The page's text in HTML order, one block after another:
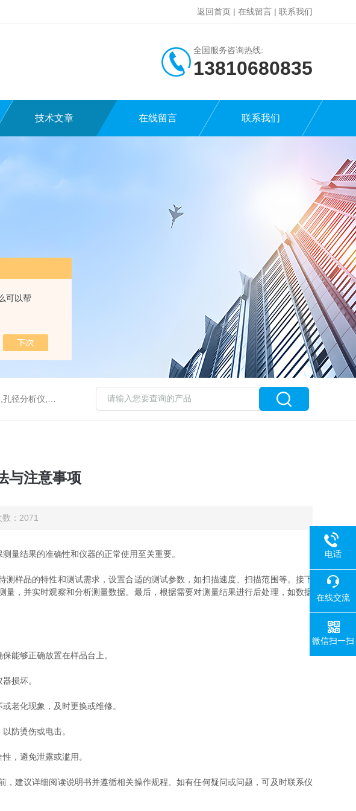
可以帮
返回首页 | 在线留言 | 联系我们
全国服务咨询热线:
13810680835
技术文章 在线留言 联系我们
孔结构分析仪
与注意事项
：2071
量结果的准确性和仪器的正常使用至关重要。
品的特性和测试需求，设置合适的测试参数，如扫描速度、扫描范围等。接下
，并实时观察和分析测量数据。最后，根据需要对测量结果进行后处理，如数据
能够正确放置在样品台上。
损坏。
老化现象，及时更换或维修。
防烫伤或电击。
，避免泄露或滥用。
建议详细阅读说明书并遵循相关操作规程。如有任何疑问或问题，可及时联系仪
电话
在线交流
微信扫一扫